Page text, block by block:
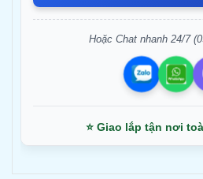
Hoặc Chat nhanh 24/7
⭐ Giao lắp tận nơi